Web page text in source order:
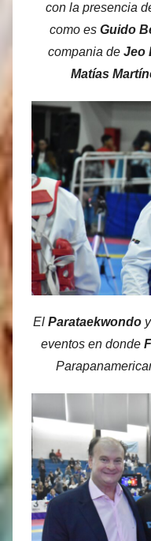
con la presencia
como es Guido
compania de Jeo
Matías
El Parataekwondo
eventos en donde